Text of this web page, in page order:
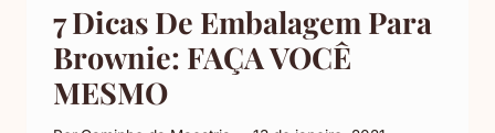
7 Dicas De Embalagem Para
Brownie: FAÇA VOCÊ
MESMO